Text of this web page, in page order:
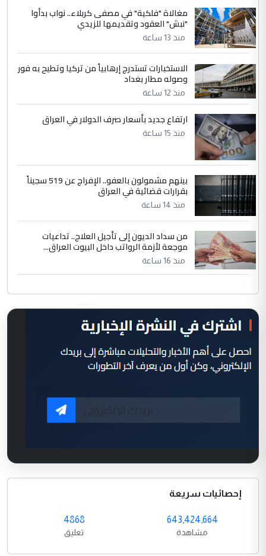
مغالاة "فلكية" في مصفى كربلاء.. نواب بدأوا
"نبش" العقود وتقديمها للزيدي
منذ 13 ساعة
الاستخبارات تستدرج إرهابياً من تركيا وتطيح به فور
وصوله مطار بغداد
منذ 12 ساعة
ارتفاع جديد بأسعار صرف الدولار في العراق
منذ 15 ساعة
بينهم مشمولون بالعفو.. الإفراج عن 519 سجيناً
بقرارات قضائية في العراق
منذ 14 ساعة
من سداد الديون إلى تأجيل العلاج.. تداعيات
موجعة لأزمة الرواتب داخل البيوت العراق...
منذ 16 ساعة
إحصائيات سريعة
643,424,664
مشاهدة
4868
تعليق